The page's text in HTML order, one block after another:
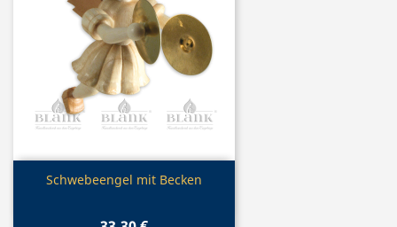
Vorschau
Schwebeengel mit Becken